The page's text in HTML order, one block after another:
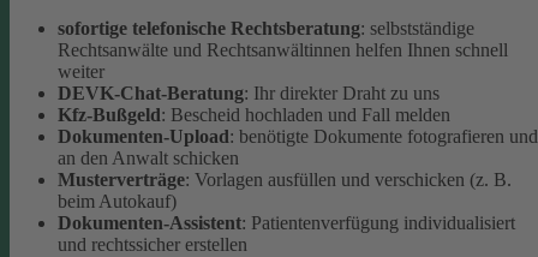
sofortige telefonische Rechtsberatung: selbstständige
Rechtsanwälte und Rechtsanwältinnen helfen Ihnen schnell
weiter
DEVK-Chat-Beratung: Ihr direkter Draht zu uns
Kfz-Bußgeld: Bescheid hochladen und Fall melden
Dokumenten-Upload: benötigte Dokumente fotografieren und
an den Anwalt schicken
Musterverträge: Vorlagen ausfüllen und verschicken (z. B.
beim Autokauf)
Dokumenten-Assistent: Patientenverfügung individualisiert
und rechtssicher erstellen